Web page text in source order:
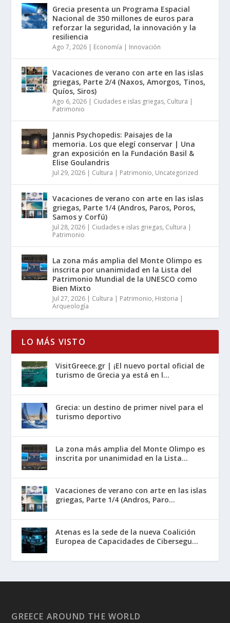
Grecia presenta un Programa Espacial
Nacional de 350 millones de euros para
reforzar la seguridad, la innovación y la
resiliencia
Ago 7, 2026 Economía | Innovación
Vacaciones de verano con arte en las islas
griegas, Parte 2/4 (Naxos, Amorgos, Tinos,
Quíos, Siros)
Ago 6, 2026 Ciudades e islas griegas, Cultura |
Patrimonio
Jannis Psychopedis: Paisajes de la
memoria. Los que elegí conservar | Una
gran exposición en la Fundación Basil &
Elise Goulandris
Jul 29, 2026 Cultura | Patrimonio, Uncategorized
Vacaciones de verano con arte en las islas
griegas, Parte 1/4 (Andros, Paros, Poros,
Samos y Corfú)
Jul 28, 2026 Ciudades e islas griegas, Cultura |
Patrimonio
La zona más amplia del Monte Olimpo es
inscrita por unanimidad en la Lista del
Patrimonio Mundial de la UNESCO como
Bien Mixto
Jul 27, 2026 Cultura | Patrimonio, Historia |
Arqueología
LO MÁS VISTO
VisitGreece.gr | ¡El nuevo portal oficial de
turismo de Grecia ya está en l...
Grecia: un destino de primer nivel para el
turismo deportivo
La zona más amplia del Monte Olimpo es
inscrita por unanimidad en la Lista...
Vacaciones de verano con arte en las islas
griegas, Parte 1/4 (Andros, Paro...
Atenas es la sede de la nueva Coalición
Europea de Capacidades de Cibersegu...
GREECE AROUND THE WORLD